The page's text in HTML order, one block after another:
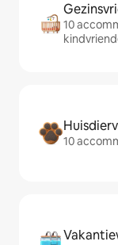
10
10